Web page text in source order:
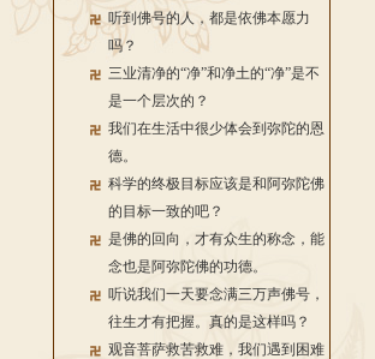
听到佛号的人，都是依佛本愿力
吗？
三业清净的“净”和净土的“净”是不
是一个层次的？
我们在生活中很少体会到弥陀的恩
德。
科学的终极目标应该是和阿弥陀佛
的目标一致的吧？
是佛的回向，才有众生的称念，能
念也是阿弥陀佛的功德。
听说我们一天要念满三万声佛号，
往生才有把握。真的是这样吗？
观音菩萨救苦救难，我们遇到困难